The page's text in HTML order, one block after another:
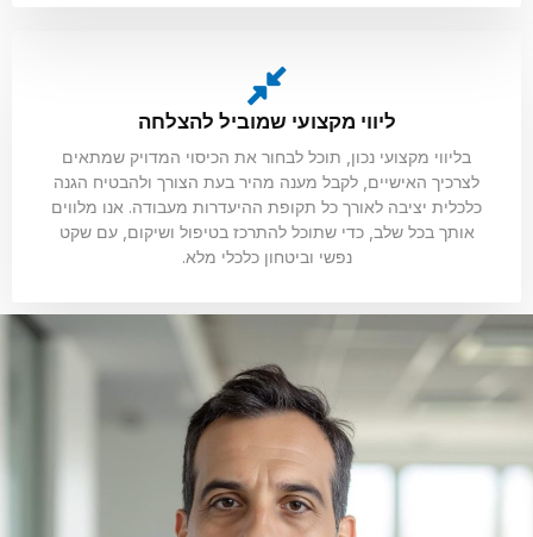
ליווי מקצועי שמוביל להצלחה
בליווי מקצועי נכון, תוכל לבחור את הכיסוי המדויק שמתאים
לצרכיך האישיים, לקבל מענה מהיר בעת הצורך ולהבטיח הגנה
כלכלית יציבה לאורך כל תקופת ההיעדרות מעבודה. אנו מלווים
אותך בכל שלב, כדי שתוכל להתרכז בטיפול ושיקום, עם שקט
נפשי וביטחון כלכלי מלא.